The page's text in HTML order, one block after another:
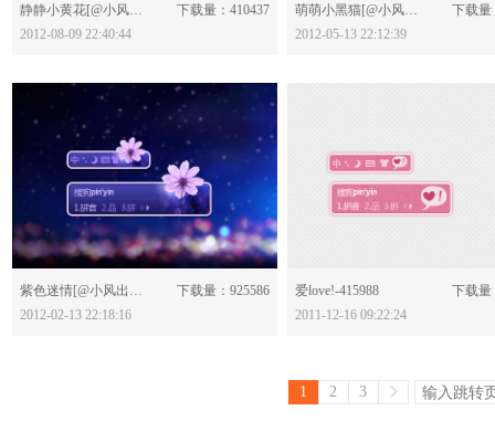
分享：
静静小黄花[@小风出品]-435294
下载量：410437
2012-08-09 22:40:44
分享：
萌萌小黑猫[@小风出品]-427545
下载量
2012-05-13 22:12:39
分享：
紫色迷情[@小风出品]-421000
下载量：925586
2012-02-13 22:18:16
爱love!-415988
下载量
2011-12-16 09:22:24
1 2 3